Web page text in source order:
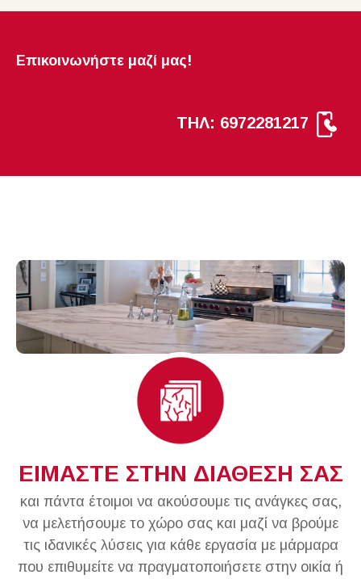
Επικοινωνήστε μαζί μας!
ΤΗΛ: 6972281217
ΕΙΜΑΣΤΕ ΣΤΗΝ ΔΙΑΘΕΣΗ ΣΑΣ
και πάντα έτοιμοι να ακούσουμε τις ανάγκες σας,
να μελετήσουμε το χώρο σας και μαζί να βρούμε
τις ιδανικές λύσεις για κάθε εργασία με μάρμαρα
που επιθυμείτε να πραγματοποιήσετε στην οικία ή